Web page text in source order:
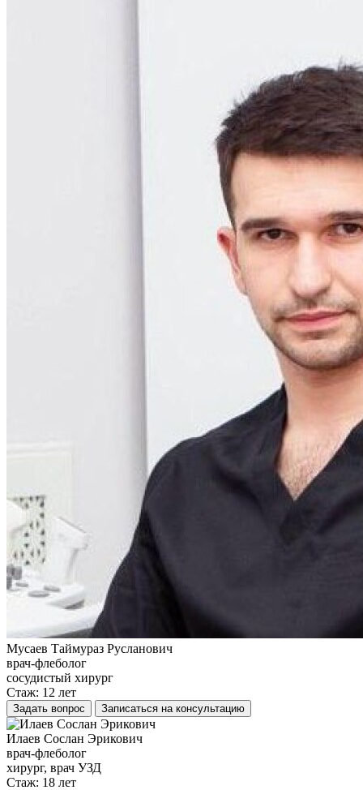
Мусаев Таймураз Русланович
врач-флеболог
сосудистый хирург
Стаж: 12 лет
Задать вопрос Записаться на консультацию
Илаев Сослан Эрикович
врач-флеболог
хирург, врач УЗД
Стаж: 18 лет